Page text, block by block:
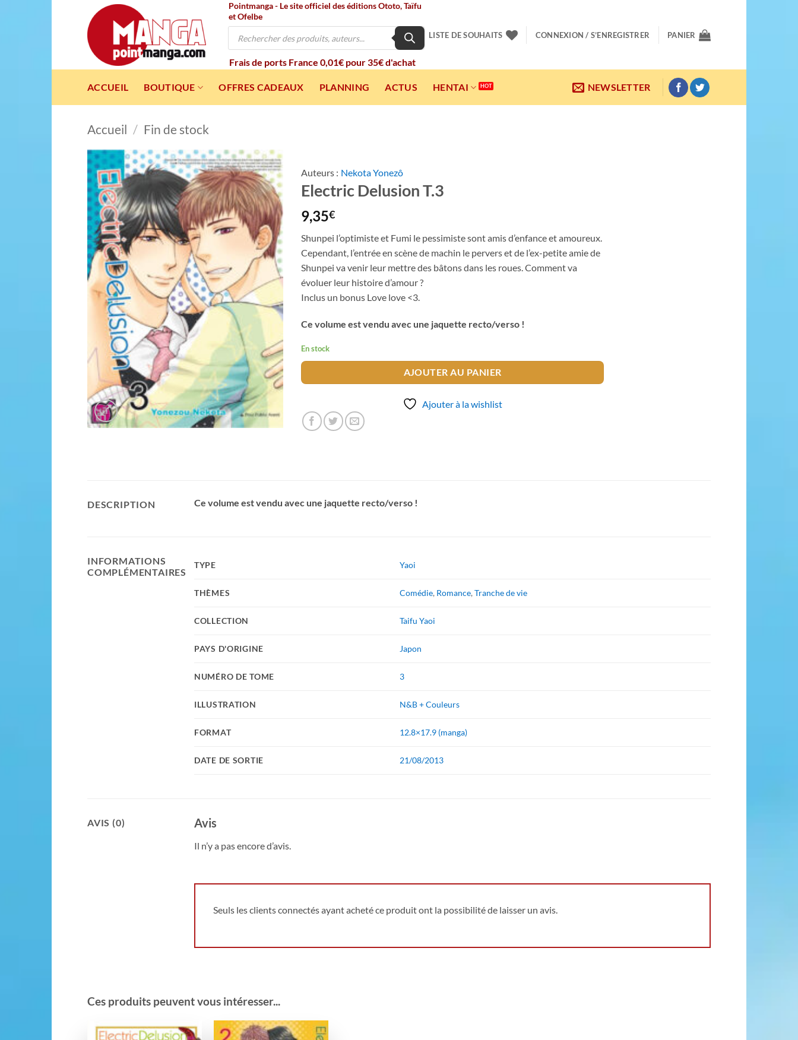
Pointmanga - Le site officiel des éditions Ototo, Taïfu
et Ofelbe
Recherche
Frais de ports France 0,01€ pour 35€ d'achat
LISTE DE SOUHAITS CONNEXION / S’ENREGISTRER PANIER
ACCUEIL BOUTIQUE OFFRES CADEAUX PLANNING ACTUS HENTAI NEWSLETTER
Accueil / Fin de stock
Ajouter
à la
wishlist
Auteurs : Nekota Yonezô
Electric Delusion T.3
9,35€
Shunpei l’optimiste et Fumi le pessimiste sont amis d’enfance et amoureux.
Cependant, l’entrée en scène de machin le pervers et de l’ex-petite amie de
Shunpei va venir leur mettre des bâtons dans les roues. Comment va
évoluer leur histoire d’amour ?
Inclus un bonus Love love <3.
Ce volume est vendu avec une jaquette recto/verso !
En stock
AJOUTER AU PANIER
Ajouter à la wishlist
DESCRIPTION Ce volume est vendu avec une jaquette recto/verso !
INFORMATIONS
COMPLÉMENTAIRES
TYPE Yaoi
THÈMES Comédie, Romance,Tranche de vie
COLLECTION Taifu Yaoi
PAYS D'ORIGINE Japon
NUMÉRO DE TOME 3
ILLUSTRATION N&B + Couleurs
FORMAT 12.8×17.9 (manga)
DATE DE SORTIE 21/08/2013
AVIS (0) Avis
Il n’y a pas encore d’avis.
Seuls les clients connectés ayant acheté ce produit ont la possibilité de laisser un avis.
Ces produits peuvent vous intéresser...